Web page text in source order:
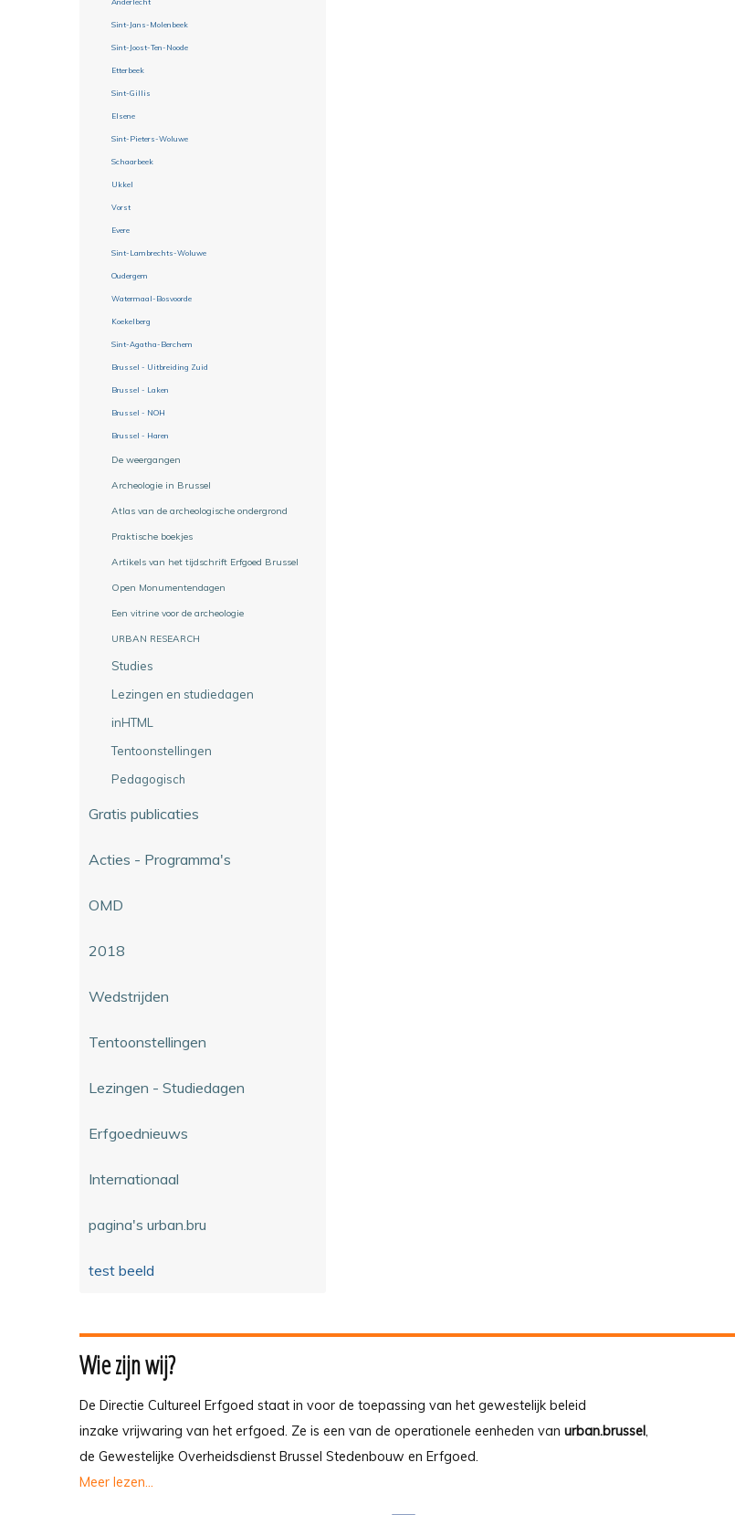
Sint-Jans-Molenbeek
Sint-Joost-Ten-Noode
Etterbeek
Sint-Gillis
Elsene
Sint-Pieters-Woluwe
Schaarbeek
Ukkel
Vorst
Evere
Sint-Lambrechts-Woluwe
Oudergem
Watermaal-Bosvoorde
Koekelberg
Sint-Agatha-Berchem
Brussel - Uitbreiding Zuid
Brussel - Laken
Brussel - NOH
Brussel - Haren
De weergangen
Archeologie in Brussel
Atlas van de archeologische ondergrond
Praktische boekjes
Artikels van het tijdschrift Erfgoed Brussel
Open Monumentendagen
Een vitrine voor de archeologie
URBAN RESEARCH
Studies
Lezingen en studiedagen
inHTML
Tentoonstellingen
Pedagogisch
Gratis publicaties
Acties - Programma's
OMD
2018
Wedstrijden
Tentoonstellingen
Lezingen - Studiedagen
Erfgoednieuws
Internationaal
pagina's urban.bru
test beeld
Wie zijn wij?
De Directie Cultureel Erfgoed staat in voor de toepassing van het gewestelijk beleid
inzake vrijwaring van het erfgoed. Ze is een van de operationele eenheden van urban.brussel,
de Gewestelijke Overheidsdienst Brussel Stedenbouw en Erfgoed.
Meer lezen...